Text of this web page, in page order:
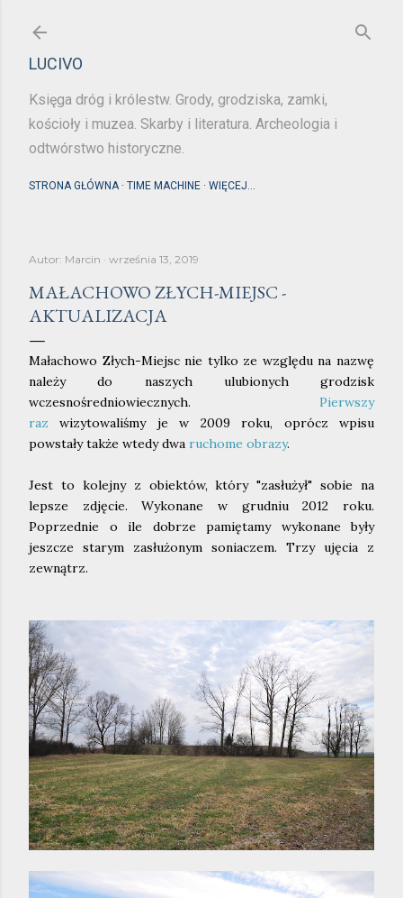
LUCIVO
Księga dróg i królestw. Grody, grodziska, zamki,
kościoły i muzea. Skarby i literatura. Archeologia i
odtwórstwo historyczne.
STRONA GŁÓWNA TIME MACHINE WIĘCEJ…
Autor: Marcin września 13, 2019
MAŁACHOWO ZŁYCH-MIEJSC -
AKTUALIZACJA
Małachowo Złych-Miejsc nie tylko ze względu na nazwę
należy do naszych ulubionych grodzisk
wczesnośredniowiecznych. Pierwszy
raz wizytowaliśmy je w 2009 roku, oprócz wpisu
powstały także wtedy dwa ruchome obrazy.
Jest to kolejny z obiektów, który "zasłużył" sobie na
lepsze zdjęcie. Wykonane w grudniu 2012 roku.
Poprzednie o ile dobrze pamiętamy wykonane były
jeszcze starym zasłużonym soniaczem. Trzy ujęcia z
zewnątrz.